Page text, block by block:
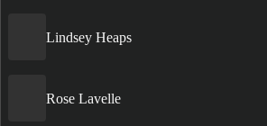
Lindsey Heaps
Rose Lavelle